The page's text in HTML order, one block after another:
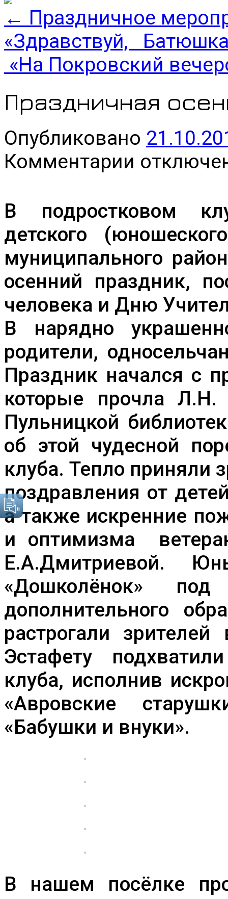
← Праздничное
«Здравствуй,
«На Покровский
Праздничная
Опубликовано
Комментарии
записи
В подростковом
детского
муниципального
осенний праздник,
человека и Дню
В нарядно
родители,
Праздник начался с
которые прочла Л.Н.
Пульницкой
об этой чудесной
клуба. Тепло приняли
поздравления от
а также искренние
и оптимизма
Е.А.Дмитриевой.
«Дошколёнок» под
дополнительного
растрогали
Эстафету
клуба, исполнив
«Авровские
«Бабушки и внуки».
В нашем посёлке